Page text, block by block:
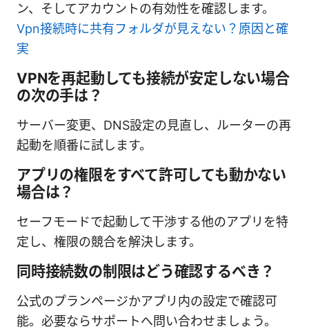
ン、そしてアカウントの有効性を確認します。
Vpn接続時に共有フォルダが見えない？原因と確
実
VPNを再起動しても接続が安定しない場合
の次の手は？
サーバー変更、DNS設定の見直し、ルーターの再
起動を順番に試します。
アプリの権限をすべて許可しても動かない
場合は？
セーフモードで起動して干渉する他のアプリを特
定し、権限の競合を解決します。
同時接続数の制限はどう確認するべき？
公式のプランページかアプリ内の設定で確認可
能。必要ならサポートへ問い合わせましょう。